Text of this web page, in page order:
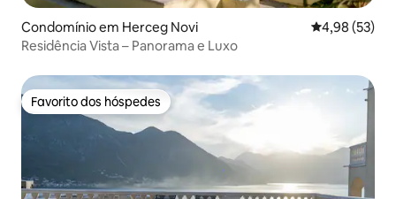
Condomínio em Herceg Novi Classificação
4,98 (53)
Residência Vista – Panorama e Luxo
Favorito dos hóspedes
Favorito dos hóspedes